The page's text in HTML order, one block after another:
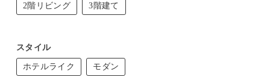
2階リビング 3階建て
スタイル
ホテルライク モダン